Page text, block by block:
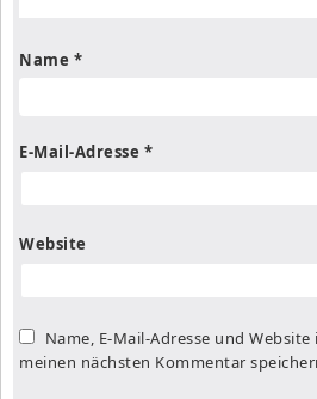
Name *
E-Mail-Adresse *
Website
Name, E-Mail-Adresse und
meinen nächsten Kommentar